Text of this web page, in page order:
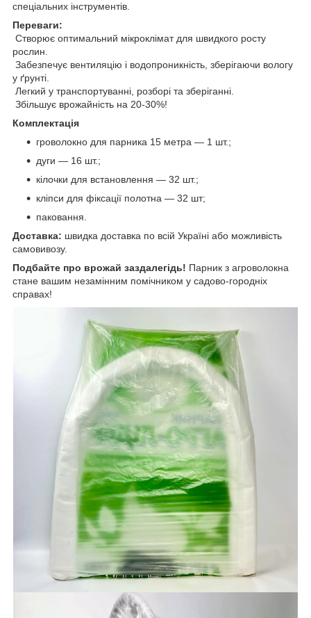
спеціальних інструментів.
Переваги:
Створює оптимальний мікроклімат для швидкого росту
рослин.
Забезпечує вентиляцію і водопроникність, зберігаючи вологу
у ґрунті.
Легкий у транспортуванні, розборі та зберіганні.
Збільшує врожайність на 20-30%!
Комплектація
гроволокно для парника 15 метра — 1 шт.;
дуги — 16 шт.;
кілочки для встановлення — 32 шт.;
кліпси для фіксації полотна — 32 шт;
паковання.
Доставка: швидка доставка по всій Україні або можливість
самовивозу.
Подбайте про врожай заздалегідь! Парник з агроволокна
стане вашим незамінним помічником у садово-городніх
справах!